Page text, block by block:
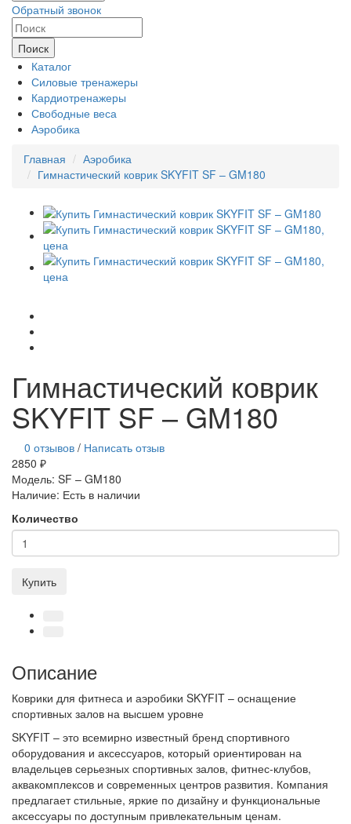
Обратный звонок
Поиск
Каталог
Силовые тренажеры
Кардиотренажеры
Свободные веса
Аэробика
Главная
Аэробика
Гимнастический коврик SKYFIT SF – GM180
Гимнастический коврик
SKYFIT SF – GM180
0 отзывов / Написать отзыв
2850 ₽
Модель: SF – GM180
Наличие: Есть в наличии
Количество
Купить
Описание
Коврики для фитнеса и аэробики SKYFIT – оснащение
спортивных залов на высшем уровне
SKYFIT – это всемирно известный бренд спортивного
оборудования и аксессуаров, который ориентирован на
владельцев серьезных спортивных залов, фитнес-клубов,
аквакомплексов и современных центров развития. Компания
предлагает стильные, яркие по дизайну и функциональные
аксессуары по доступным привлекательным ценам.